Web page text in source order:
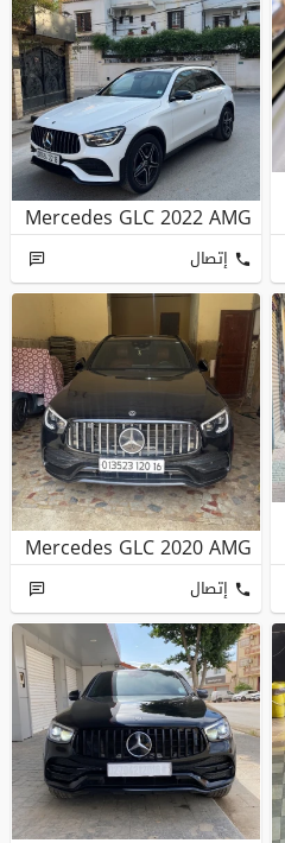
Mercedes GLC 2022 AMG
إتصال
Mercedes GLC 2020 AMG
إتصال